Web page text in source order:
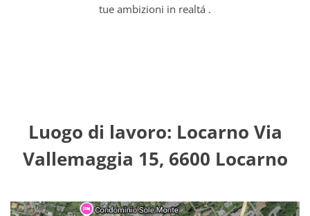
tue ambizioni in realtá .
Luogo di lavoro: Locarno Via
Vallemaggia 15, 6600 Locarno